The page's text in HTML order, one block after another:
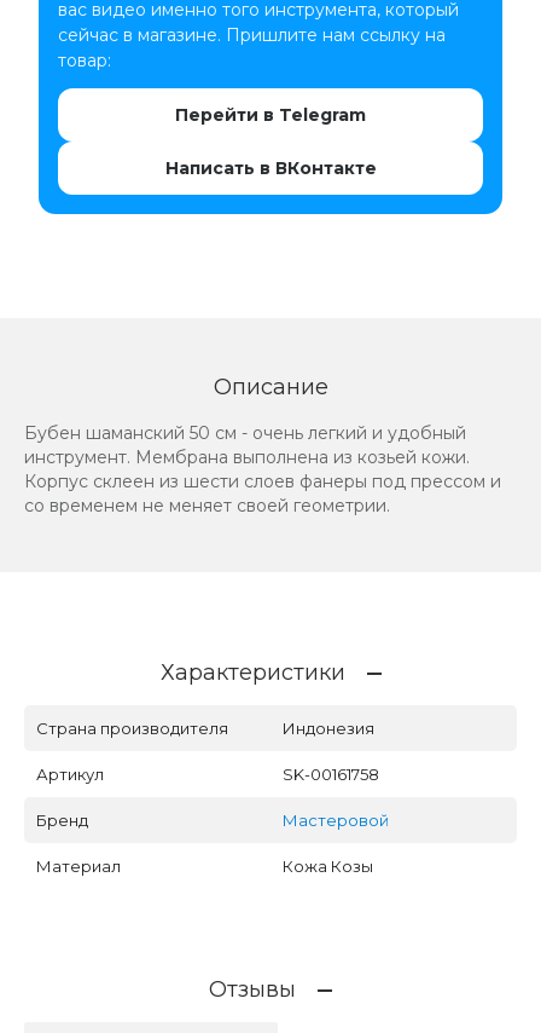
вас видео именно того инструмента, который
сейчас в магазине. Пришлите нам ссылку на
товар:
Перейти в Telegram
Написать в ВКонтакте
Описание
Бубен шаманский 50 см - очень легкий и удобный
инструмент. Мембрана выполнена из козьей кожи.
Корпус склеен из шести слоев фанеры под прессом и
со временем не меняет своей геометрии.
Характеристики
Страна производителя Индонезия
Артикул SK-00161758
Бренд Мастеровой
Материал Кожа Козы
Отзывы